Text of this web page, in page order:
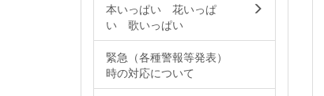
本いっぱい 花いっぱ
い 歌いっぱい
緊急（各種警報等発表）
時の対応について